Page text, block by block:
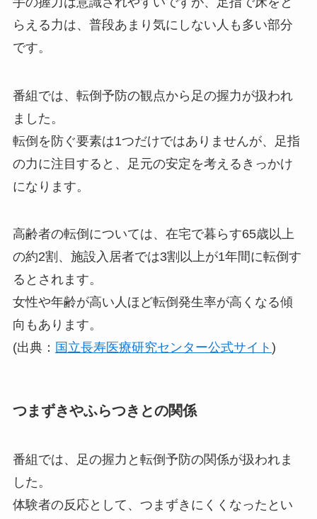
らえる力は、普段あまり気にしない人も多い部分
です。
番組では、転倒予防の観点から足の握力が扱われ
ました。
転倒を防ぐ要素は1つだけではありませんが、足指
の力に注目すると、足元の安定を考えるきっかけ
になります。
高齢者の転倒については、在宅で暮らす65歳以上
の約2割、施設入居者では3割以上が1年間に転倒す
るとされます。
女性や年齢が高い人ほど転倒発生率が高くなる傾
向もあります。
(出典： 国立長寿医療研究センター公式サイト )
つまずきやふらつきとの関係
番組では、足の握力と転倒予防の関係が扱われま
した。
体験者の反応として、つまずきにくくなったとい